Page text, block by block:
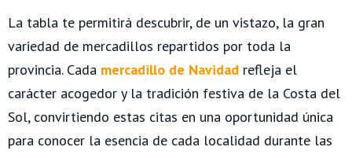
La tabla te permitirá descubrir, de un vistazo, la gran
variedad de mercadillos repartidos por toda la
provincia. Cada mercadillo de Navidad refleja el
carácter acogedor y la tradición festiva de la Costa del
Sol, convirtiendo estas citas en una oportunidad única
para conocer la esencia de cada localidad durante las